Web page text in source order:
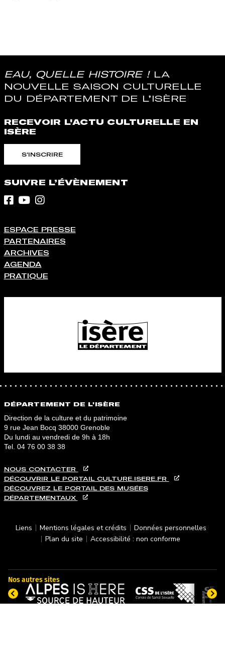
EAU, QUELLE HISTOIRE !LA
NOUVELLE SAISON CULTURELLE
DU DÉPARTEMENT DE L’ISÈRE
RECEVOIR L'ACTU CULTURELLE EN
ISÈRE
S'INSCRIRE
SUIVRE L’ÉVÈNEMENT
ESPACE PRESSE
PARTENAIRES
ARCHIVES
AGENDA
PRATIQUE
DÉPARTEMENT DE L'ISÈRE
Direction de la culture et du patrimoine
9 rue Jean Bocq 38000 Grenoble
Du lundi au vendredi de 9h à 18h
Tel. 04 76 00 38 38
NOUS CONTACTER
DÉCOUVRIR LE PORTAIL CULTURE.ISERE.FR
DÉCOUVREZ LE PORTAIL DES MUSÉES
DÉPARTEMENTAUX
PIED DE PAGE
Liens Mentions légales et crédits
Données personnelles
Plan du site
Accessibilité : non conforme
Nos autres sites